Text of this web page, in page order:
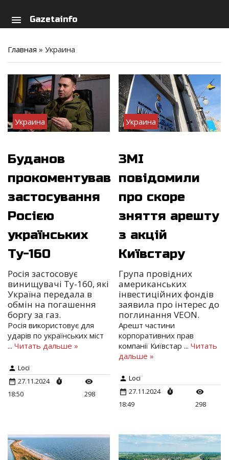
menu Gazetainfo
Главная » Украина
Украина
Буданов
прокоментував
застосування
Росією
українських
Ту-160
Росія застосовує
винищувачі Ту-160, які
Україна передала в
обмін на погашення
боргу за газ.
Росія використовує для
ударів по українських міст
... Читать дальше »
Loci
27.11.2024
18:50
298
Украина
ЗМІ
повідомили
про скоре
зняття арешту
з акцій
Київстару
Група провідних
американських
інвестиційних фондів
заявила про інтерес до
поглинання VEON.
Арешт частини
корпоративних прав
компанії Київстар...Читать
дальше »
Loci
27.11.2024
18:49
298